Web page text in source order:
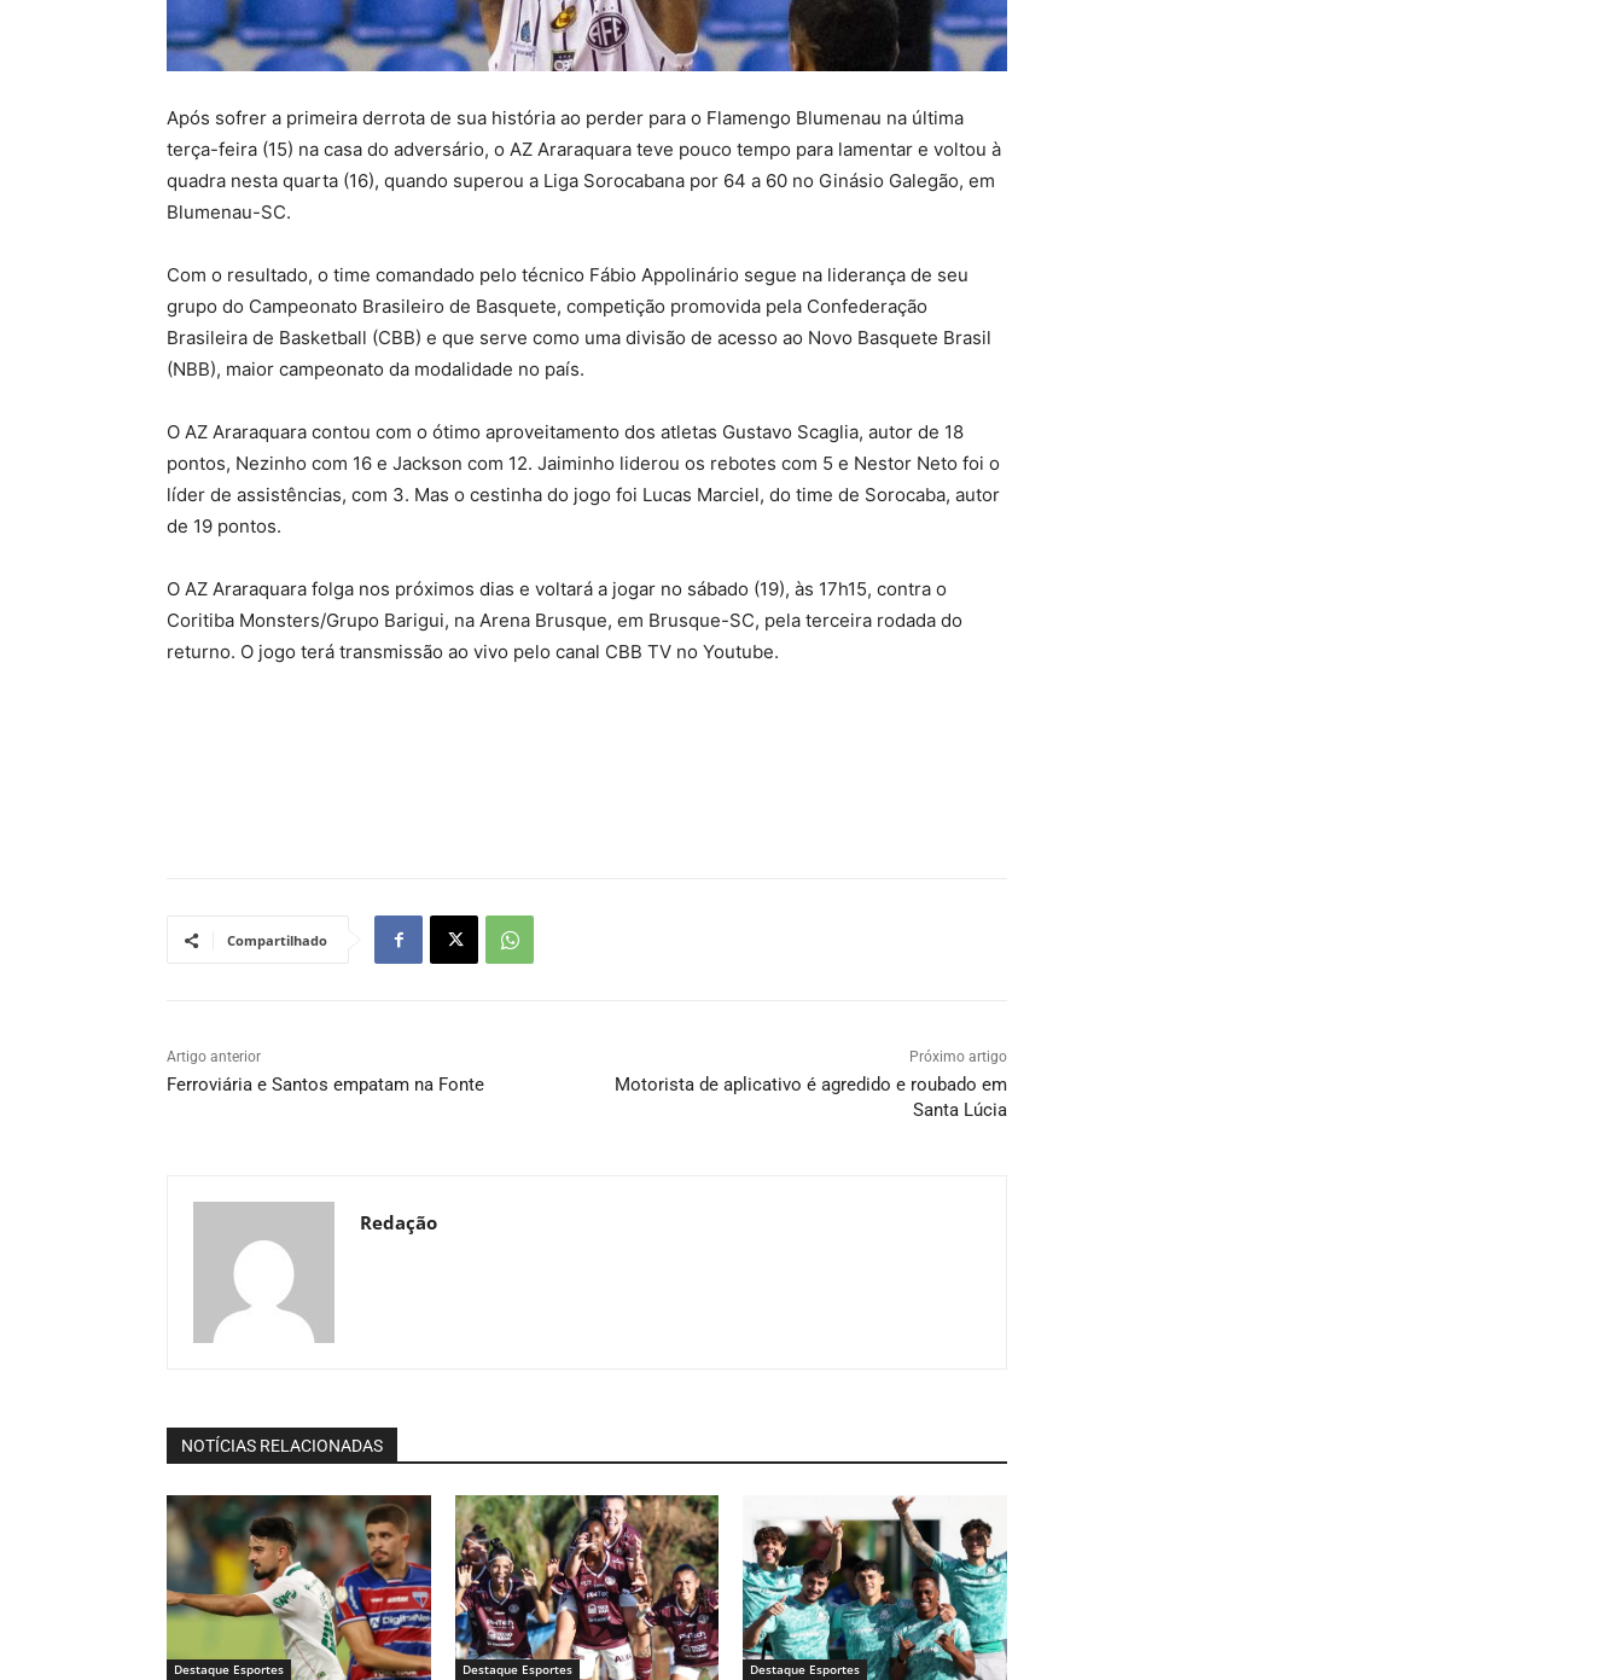
Após sofrer a primeira derrota de sua história ao perder para o Flamengo Blumenau na última
terça-feira (15) na casa do adversário, o AZ Araraquara teve pouco tempo para lamentar e voltou à
quadra nesta quarta (16), quando superou a Liga Sorocabana por 64 a 60 no Ginásio Galegão, em
Blumenau-SC.
Com o resultado, o time comandado pelo técnico Fábio Appolinário segue na liderança de seu
grupo do Campeonato Brasileiro de Basquete, competição promovida pela Confederação
Brasileira de Basketball (CBB) e que serve como uma divisão de acesso ao Novo Basquete Brasil
(NBB), maior campeonato da modalidade no país.
O AZ Araraquara contou com o ótimo aproveitamento dos atletas Gustavo Scaglia, autor de 18
pontos, Nezinho com 16 e Jackson com 12. Jaiminho liderou os rebotes com 5 e Nestor Neto foi o
líder de assistências, com 3. Mas o cestinha do jogo foi Lucas Marciel, do time de Sorocaba, autor
de 19 pontos.
O AZ Araraquara folga nos próximos dias e voltará a jogar no sábado (19), às 17h15, contra o
Coritiba Monsters/Grupo Barigui, na Arena Brusque, em Brusque-SC, pela terceira rodada do
returno. O jogo terá transmissão ao vivo pelo canal CBB TV no Youtube.
Compartilhado
Artigo anterior
Ferroviária e Santos empatam na Fonte
Próximo artigo
Motorista de aplicativo é agredido e roubado em
Santa Lúcia
Redação
NOTÍCIAS RELACIONADAS
Destaque Esportes Destaque Esportes Destaque Esportes